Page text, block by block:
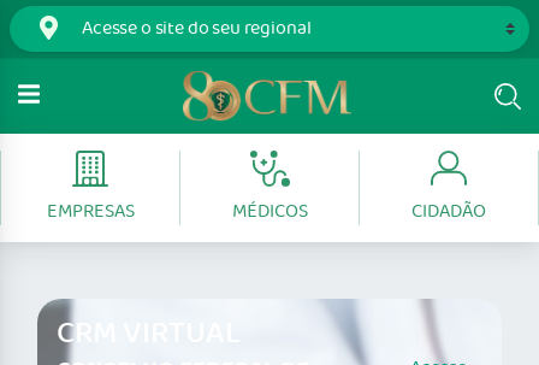
EMPRESAS MÉDICOS CIDADÃO
CRM VIRTUAL